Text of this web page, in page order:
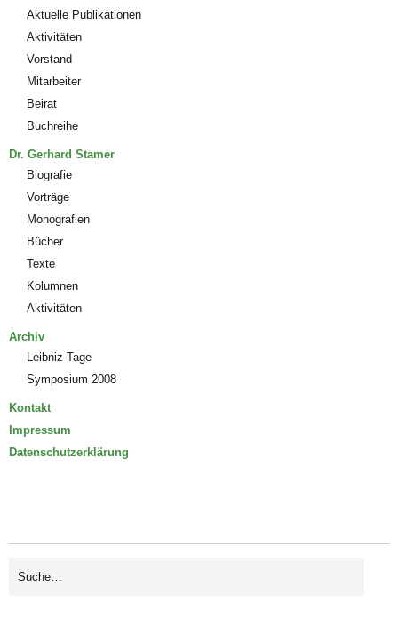
Aktuelle Publikationen
Aktivitäten
Vorstand
Mitarbeiter
Beirat
Buchreihe
Dr. Gerhard Stamer
Biografie
Vorträge
Monografien
Bücher
Texte
Kolumnen
Aktivitäten
Archiv
Leibniz-Tage
Symposium 2008
Kontakt
Impressum
Datenschutzerklärung